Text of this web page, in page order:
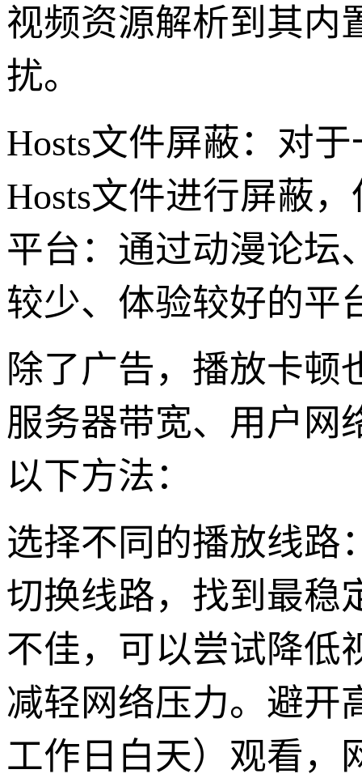
视频资源解析到其内
扰。
Hosts文件屏蔽：对
Hosts文件进行屏蔽
平台：通过动漫论坛
较少、体验较好的平
除了广告，播放卡顿
服务器带宽、用户网
以下方法：
选择不同的播放线路
切换线路，找到最稳
不佳，可以尝试降低
减轻网络压力。避开
工作日白天）观看，